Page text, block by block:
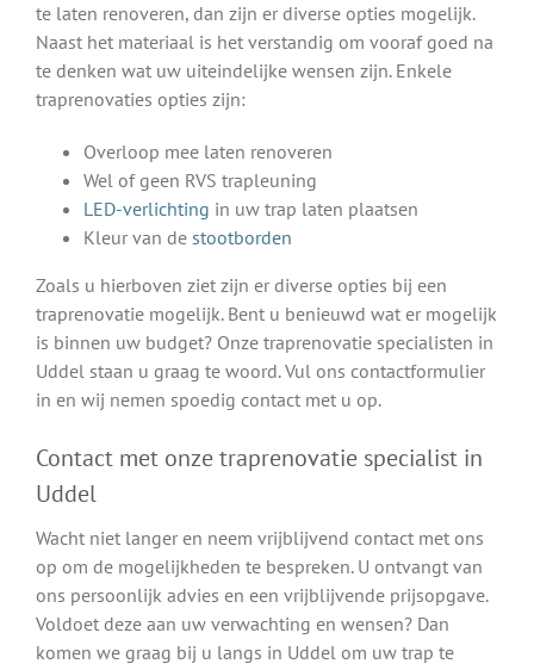
te laten renoveren, dan zijn er diverse opties mogelijk.
Naast het materiaal is het verstandig om vooraf goed na
te denken wat uw uiteindelijke wensen zijn. Enkele
traprenovaties opties zijn:
Overloop mee laten renoveren
Wel of geen RVS trapleuning
LED-verlichting in uw trap laten plaatsen
Kleur van de stootborden
Zoals u hierboven ziet zijn er diverse opties bij een
traprenovatie mogelijk. Bent u benieuwd wat er mogelijk
is binnen uw budget? Onze traprenovatie specialisten in
Uddel staan u graag te woord. Vul ons contactformulier
in en wij nemen spoedig contact met u op.
Contact met onze traprenovatie specialist in
Uddel
Wacht niet langer en neem vrijblijvend contact met ons
op om de mogelijkheden te bespreken. U ontvangt van
ons persoonlijk advies en een vrijblijvende prijsopgave.
Voldoet deze aan uw verwachting en wensen? Dan
komen we graag bij u langs in Uddel om uw trap te